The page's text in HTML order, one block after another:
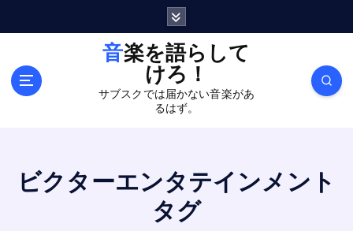
音楽を語らして
けろ！
サブスクでは届かない音楽があ
るはず。
ビクターエンタテインメント
タグ